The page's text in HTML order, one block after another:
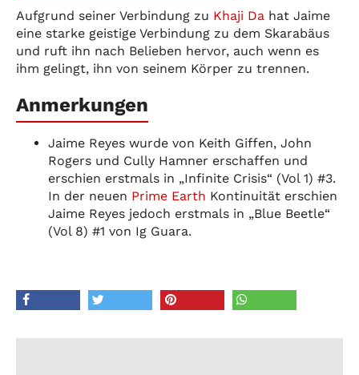
Aufgrund seiner Verbindung zu Khaji Da hat Jaime
eine starke geistige Verbindung zu dem Skarabäus
und ruft ihn nach Belieben hervor, auch wenn es
ihm gelingt, ihn von seinem Körper zu trennen.
Anmerkungen
Jaime Reyes wurde von Keith Giffen, John
Rogers und Cully Hamner erschaffen und
erschien erstmals in „Infinite Crisis“ (Vol 1) #3.
In der neuen Prime Earth Kontinuität erschien
Jaime Reyes jedoch erstmals in „Blue Beetle“
(Vol 8) #1 von Ig Guara.